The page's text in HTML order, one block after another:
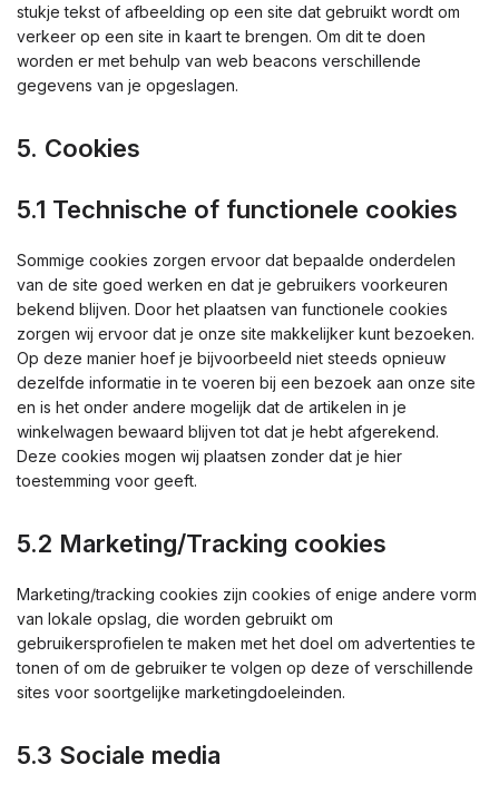
stukje tekst of afbeelding op een site dat gebruikt wordt om
verkeer op een site in kaart te brengen. Om dit te doen
worden er met behulp van web beacons verschillende
gegevens van je opgeslagen.
5. Cookies
5.1 Technische of functionele cookies
Sommige cookies zorgen ervoor dat bepaalde onderdelen
van de site goed werken en dat je gebruikers voorkeuren
bekend blijven. Door het plaatsen van functionele cookies
zorgen wij ervoor dat je onze site makkelijker kunt bezoeken.
Op deze manier hoef je bijvoorbeeld niet steeds opnieuw
dezelfde informatie in te voeren bij een bezoek aan onze site
en is het onder andere mogelijk dat de artikelen in je
winkelwagen bewaard blijven tot dat je hebt afgerekend.
Deze cookies mogen wij plaatsen zonder dat je hier
toestemming voor geeft.
5.2 Marketing/Tracking cookies
Marketing/tracking cookies zijn cookies of enige andere vorm
van lokale opslag, die worden gebruikt om
gebruikersprofielen te maken met het doel om advertenties te
tonen of om de gebruiker te volgen op deze of verschillende
sites voor soortgelijke marketingdoeleinden.
5.3 Sociale media